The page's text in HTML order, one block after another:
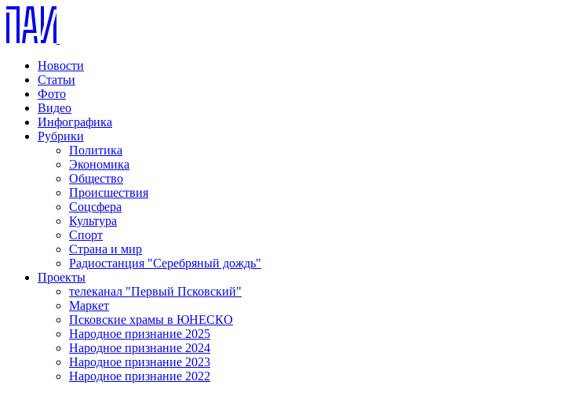
Новости
Статьи
Фото
Видео
Инфографика
Рубрики
Политика
Экономика
Общество
Происшествия
Соцсфера
Культура
Спорт
Страна и мир
Радиостанция "Серебряный дождь"
Проекты
телеканал "Первый Псковский"
Маркет
Псковские храмы в ЮНЕСКО
Народное признание 2025
Народное признание 2024
Народное признание 2023
Народное признание 2022